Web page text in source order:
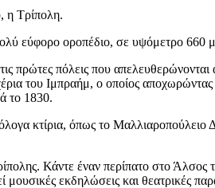
η Τρίπολη.
εύφορο οροπέδιο, σε υψόμετρο
πρώτες πόλεις που
του Ιμπραήμ, ο οποίος
το 1830.
κτίρια, όπως το
Κάντε έναν περίπατο στο
εκδηλώσεις και θεατρικές